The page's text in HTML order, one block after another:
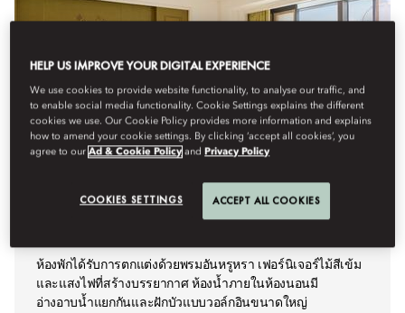
ห้องพักได้รับการตกแต่งด้วยพรมอันหรูหรา เฟอร์นิเจอร์ไม้สีเข้ม
และแสงไฟที่สร้างบรรยากาศ ห้องน้ำภายในห้องนอนมี
อ่างอาบน้ำแยกกันและฝักบัวแบบวอล์กอินขนาดใหญ่
HELP US IMPROVE YOUR DIGITAL EXPERIENCE
We use cookies to provide website functionality, to analyse our traffic, and
to enable social media functionality. Cookie Settings explains the different
cookies we use. Our Cookie Policy provides more information and explains
how to amend your cookie settings. By clicking ‘accept all cookies’, you
agree to ourAd & Cookie Policy and Privacy Policy
COOKIES SETTINGS ACCEPT ALL COOKIES